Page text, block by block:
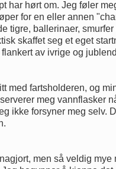
har hørt om. Jeg føler
for en eller annen
tigre, ballerinaer, smurfer
skaffet seg et eget
av ivrige og
med fartsholderen, og
meg vannflasker
ikke forsyner meg selv.
men så veldig mye